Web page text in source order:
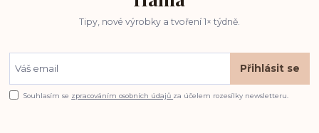
Tipy, nové výrobky a tvoření 1× týdně.
Přihlásit se
Souhlasím se zpracováním osobních údajů za účelem rozesílky newsletteru.